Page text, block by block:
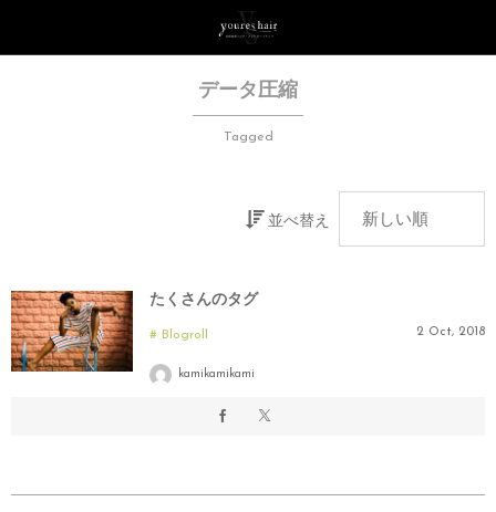
データ圧縮
Tagged
並べ替え
たくさんのタグ
Blogroll 2 Oct, 2018
kamikamikami